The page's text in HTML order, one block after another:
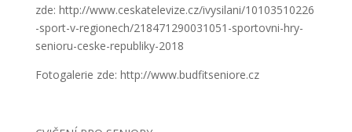
zde: http://www.ceskatelevize.cz/ivysilani/10103510226
-sport-v-regionech/218471290031051-sportovni-hry-
senioru-ceske-republiky-2018
Fotogalerie zde: http://www.budfitseniore.cz